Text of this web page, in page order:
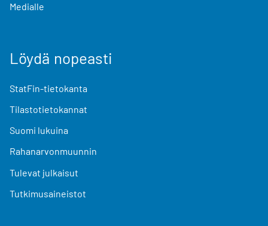
Medialle
Löydä nopeasti
StatFin-tietokanta
Tilastotietokannat
Suomi lukuina
Rahanarvonmuunnin
Tulevat julkaisut
Tutkimusaineistot